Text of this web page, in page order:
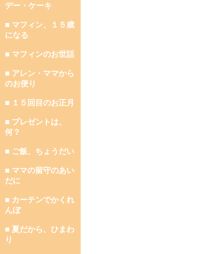
デー・ケーキ
■ マフィン、１５歳
になる
■ マフィンのお世話
■ アレン・ママから
のお便り
■ １５回目のお正月
■ プレゼントは、
何？
■ ご飯、ちょうだい
■ ママの留守のあい
だに
■ カーテンでかくれ
んぼ
■ 夏だから、ひまわ
り